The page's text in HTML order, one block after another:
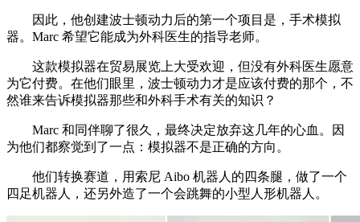
因此，他创建波士顿动力后的第一个项目是，手术模拟
器。Marc 希望它能成为外科医生的指导老师。
这款模拟器在贸易展览上大受欢迎，但没有外科医生愿意
为它付费。在他们眼里，波士顿动力才是应该付费的那个，不
然谁来告诉模拟器那些和外科手术有关的知识？
Marc 和同伴聊了很久，最终决定放弃这几年的心血。因
为他们都察觉到了一点：模拟器不是正确的方向。
他们转换赛道，用索尼 Aibo 机器人的四条腿，做了一个
四足机器人，还另外造了一个会跳舞的小型人形机器人。